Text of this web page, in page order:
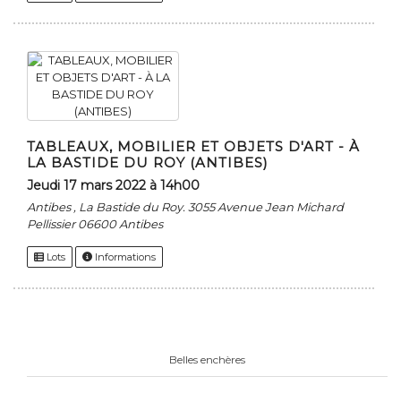
TABLEAUX, MOBILIER ET OBJETS D'ART - À
LA BASTIDE DU ROY (ANTIBES)
jeudi 17 mars 2022 à 14h00
Antibes , La Bastide du Roy. 3055 Avenue Jean Michard
Pellissier 06600 Antibes
Lots Informations
Belles enchères